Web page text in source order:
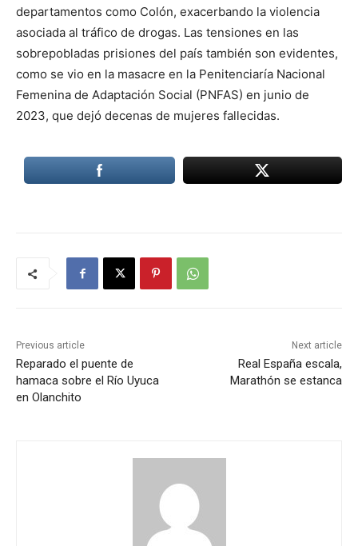
departamentos como Colón, exacerbando la violencia
asociada al tráfico de drogas. Las tensiones en las
sobrepobladas prisiones del país también son evidentes,
como se vio en la masacre en la Penitenciaría Nacional
Femenina de Adaptación Social (PNFAS) en junio de
2023, que dejó decenas de mujeres fallecidas.
Previous article
Reparado el puente de
hamaca sobre el Río Uyuca
en Olanchito
Next article
Real España escala,
Marathón se estanca